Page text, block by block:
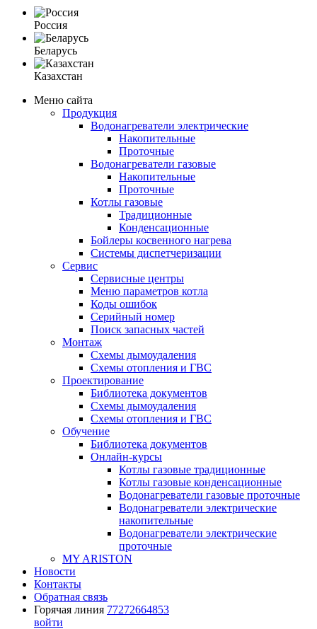
Россия
Беларусь
Казахстан
Меню сайта
Продукция
Водонагреватели электрические
Накопительные
Проточные
Водонагреватели газовые
Накопительные
Проточные
Котлы газовые
Традиционные
Конденсационные
Бойлеры косвенного нагрева
Системы диспетчеризации
Сервис
Сервисные центры
Меню параметров котла
Коды ошибок
Серийный номер
Поиск запасных частей
Монтаж
Схемы дымоудаления
Схемы отопления и ГВС
Проектирование
Библиотека документов
Схемы дымоудаления
Схемы отопления и ГВС
Обучение
Библиотека документов
Онлайн-курсы
Котлы газовые традиционные
Котлы газовые конденсационные
Водонагреватели газовые проточные
Водонагреватели электрические
накопительные
Водонагреватели электрические
проточные
MY ARISTON
Новости
Контакты
Обратная связь
Горячая линия 77272664853
войти